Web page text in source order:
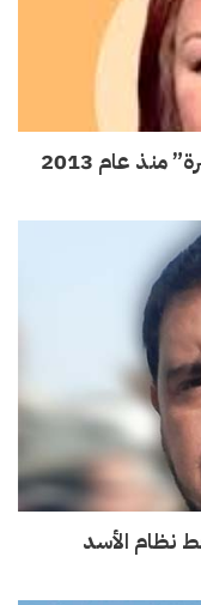
عام 2013
نظام الأسد